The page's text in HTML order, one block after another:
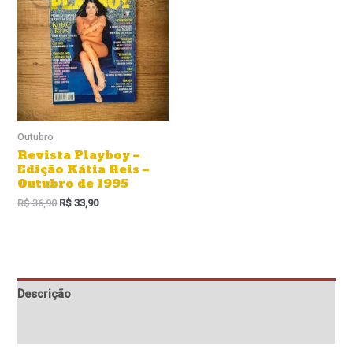
Outubro
Revista Playboy –
Edição Kátia Reis –
Outubro de 1995
R$36,90
original
era:
R$ 36,90.
R$ 33,90
atual
é:
R$ 33,90.
Descrição